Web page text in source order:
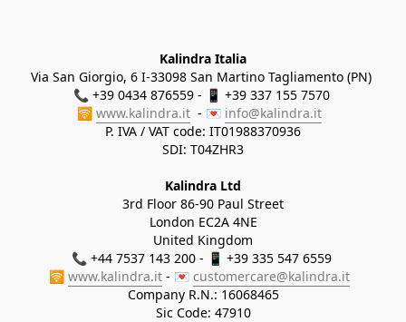
Kalindra Italia
Via San Giorgio, 6 I-33098 San Martino Tagliamento (PN)
📞 +39 0434 876559 - 📱 +39 337 155 7570
🛜 www.kalindra.it
  - 💌
info@kalindra.it
P. IVA / VAT code: IT01988370936
SDI: T04ZHR3
Kalindra Ltd
3rd Floor 86-90 Paul Street
London EC2A 4NE
United Kingdom
📞 +44 7537 143 200 - 📱 +39 335 547 6559
🛜 www.kalindra.it - 💌 customercare@kalindra.it
Company R.N.: 16068465
Sic Code: 47910